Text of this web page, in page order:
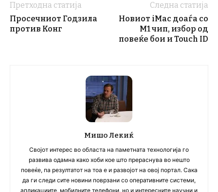
Претходна статија
Просечниот Годзила
против Конг
Следна статија
Новиот iMac доаѓа со
M1 чип, избор од
повеќе бои и Touch ID
Мишо Лекиќ
Својот интерес во областа на паметната технологија го
развива одамна како хоби кое што прераснува во нешто
повеќе, па резултатот на тоа е и развојот на овој портал. Сака
да ги следи сите новини поврзани со оперативните системи,
апликациите, мобилните телефони, но и интересните научни и